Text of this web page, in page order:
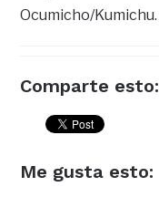
Ocumicho/Kumichu.
Comparte esto:
Me gusta esto: